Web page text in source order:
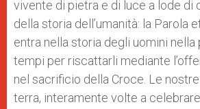
vivente di pietra e di luce a lode di
della storia dell’umanità: la Parola
entra nella storia degli uomini nella
tempi per riscattarli mediante
nel sacrificio della Croce. Le
terra, interamente volte a